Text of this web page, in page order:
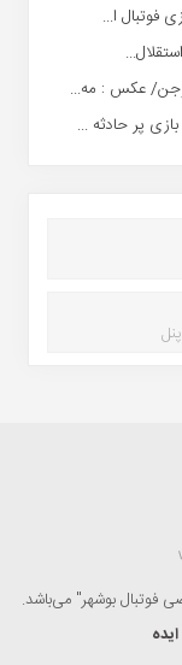
فوتبال ا...
عکس : مه...
پر حادثه ...
فوتبال بوشهر" می‌باشد.